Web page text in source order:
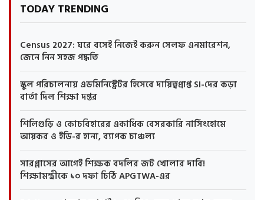
TODAY TRENDING
Census 2027: ঘরে বসেই নিজেই করুন সেলফ এনমারেশন,
জেনে নিন সহজ পদ্ধতি
স্কুল পরিচালনায় এডমিনিস্ট্রেটর হিসেবে দায়িত্বপ্রাপ্ত SI-দের কড়া
বার্তা দিল শিক্ষা দপ্তর
শিলিগুড়ি ও কোচবিহারের একাধিক বেসরকারি নার্সিংহোমে
আয়কর ও ইডি-র হানা, ব্যাপক চাঞ্চল্য
সারপ্লাসের আগেই শিক্ষক বদলির জট খোলার দাবি!
শিক্ষামন্ত্রীকে ১০ দফা চিঠি APGTWA-এর